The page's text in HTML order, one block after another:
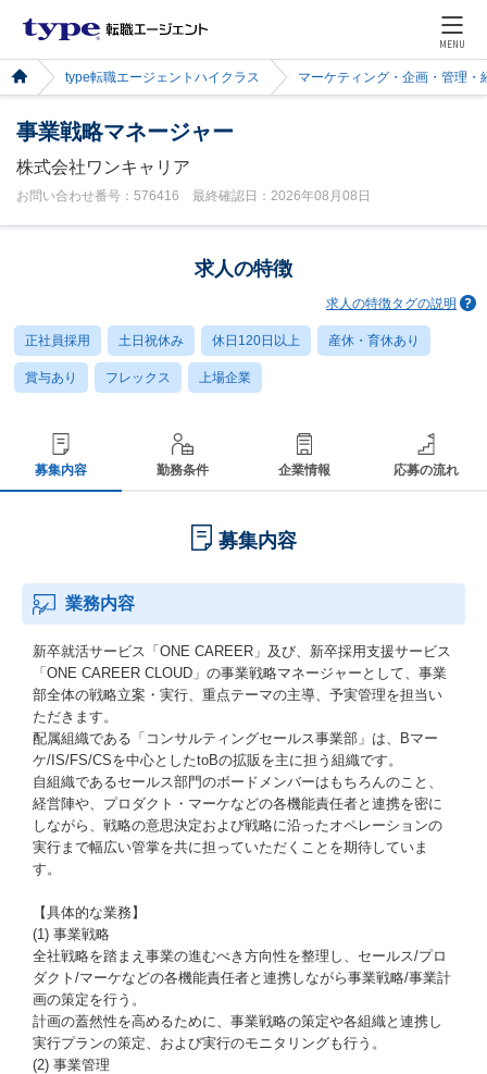
MENU
type転職エージェントハイクラス マーケティング・企画・管理・
事業戦略マネージャー
株式会社ワンキャリア
お問い合わせ番号：576416 最終確認日：2026年08月08日
求人の特徴
求人の特徴タグの説明
正社員採用 土日祝休み 休日120日以上 産休・育休あり
賞与あり フレックス 上場企業
募集内容 勤務条件 企業情報 応募の流れ
募集内容
業務内容
新卒就活サービス「ONE CAREER」及び、新卒採用支援サービス
「ONE CAREER CLOUD」の事業戦略マネージャーとして、事業
部全体の戦略立案・実行、重点テーマの主導、予実管理を担当い
ただきます。
配属組織である「コンサルティングセールス事業部」は、Bマー
ケ/IS/FS/CSを中心としたtoBの拡販を主に担う組織です。
自組織であるセールス部門のボードメンバーはもちろんのこと、
経営陣や、プロダクト・マーケなどの各機能責任者と連携を密に
しながら、戦略の意思決定および戦略に沿ったオペレーションの
実行まで幅広い管掌を共に担っていただくことを期待していま
す。
【具体的な業務】
(1) 事業戦略
全社戦略を踏まえ事業の進むべき方向性を整理し、セールス/プロ
ダクト/マーケなどの各機能責任者と連携しながら事業戦略/事業計
画の策定を行う。
計画の蓋然性を高めるために、事業戦略の策定や各組織と連携し
実行プランの策定、および実行のモニタリングも行う。
(2) 事業管理